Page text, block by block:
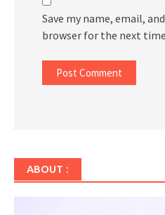
Save my name, email,
browser for the next
ABOUT :